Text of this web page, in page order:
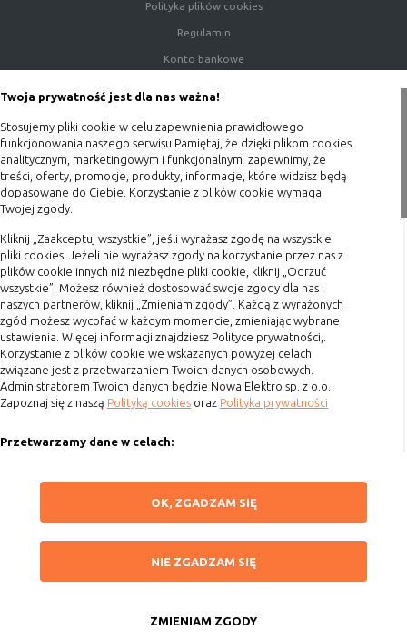
Twoja prywatność jest dla nas ważna!
Stosujemy pliki cookie w celu zapewnienia prawidłowego
funkcjonowania naszego serwisu Pamiętaj, że dzięki plikom cookies
analitycznym, marketingowym i funkcjonalnym zapewnimy, że
treści, oferty, promocje, produkty, informacje, które widzisz będą
dopasowane do Ciebie. Korzystanie z plików cookie wymaga
Twojej zgody.
Kliknij „Zaakceptuj wszystkie”, jeśli wyrażasz zgodę na wszystkie
pliki cookies. Jeżeli nie wyrażasz zgody na korzystanie przez nas z
plików cookie innych niż niezbędne pliki cookie, kliknij „Odrzuć
wszystkie”. Możesz również dostosować swoje zgody dla nas i
naszych partnerów, kliknij „Zmieniam zgody”. Każdą z wyrażonych
zgód możesz wycofać w każdym momencie, zmieniając wybrane
ustawienia. Więcej informacji znajdziesz Polityce prywatności,.
Korzystanie z plików cookie we wskazanych powyżej celach
związane jest z przetwarzaniem Twoich danych osobowych.
Administratorem Twoich danych będzie Nowa Elektro sp. z o.o.
Zapoznaj się z naszą Polityką cookies oraz Polityka prywatności
Przetwarzamy dane w celach:
treści i reklam oraz ich pomiaru, tworzenia statystyk, poprawy
marketingowe lub prezentować je w serwisie.
OK, ZGADZAM SIĘ
NIE ZGADZAM SIĘ
ZMIENIAM ZGODY
NIE ZGADZAM SIĘ
Polityka plików cookies
Regulamin
Konto bankowe
Blog
Zakupy
Terminy realizacji
Koszty przesyłki
Dostawa
Reklamacje
Zwrot towaru
Kontakt
Szybki kontakt
Godziny otwarcia: Pon.-Pt. 8-16
sklep@elektrozysk.pl
Dołącz do nas
Copyright 2015 by Elektrozysk.pl. Wszelkie prawa zastrzeżone.